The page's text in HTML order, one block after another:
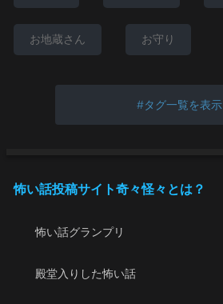
お地蔵さん お守り
タグ一覧を表示
怖い話投稿サイト奇々怪々とは？
怖い話グランプリ
殿堂入りした怖い話